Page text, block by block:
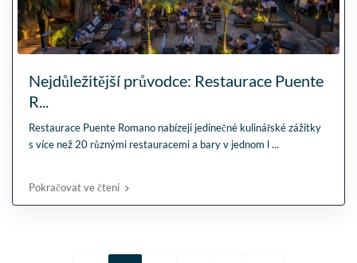
Nejdůležitější průvodce: Restaurace Puente
R...
Restaurace Puente Romano nabízejí jedinečné kulinářské zážitky
s více než 20 různými restauracemi a bary v jednom l...
Pokračovat ve čtení